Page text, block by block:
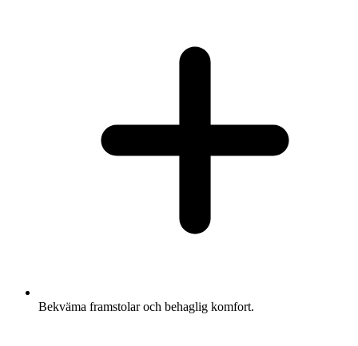
Bekväma framstolar och behaglig komfort.